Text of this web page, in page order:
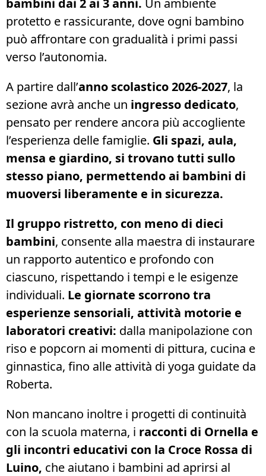
protetto e rassicurante, dove ogni bambino
può affrontare con gradualità i primi passi
verso l’autonomia.
A partire dall’anno scolastico 2026-2027, la
sezione avrà anche un ingresso dedicato,
pensato per rendere ancora più accogliente
l’esperienza delle famiglie. Gli spazi, aula,
mensa e giardino, si trovano tutti sullo
stesso piano, permettendo ai bambini di
muoversi liberamente e in sicurezza.
Il gruppo ristretto, con meno di dieci
bambini, consente alla maestra di instaurare
un rapporto autentico e profondo con
ciascuno, rispettando i tempi e le esigenze
individuali. Le giornate scorrono tra
esperienze sensoriali, attività motorie e
laboratori creativi: dalla manipolazione con
riso e popcorn ai momenti di pittura, cucina e
ginnastica, fino alle attività di yoga guidate da
Roberta.
Non mancano inoltre i progetti di continuità
con la scuola materna, i racconti di Ornella e
gli incontri educativi con la Croce Rossa di
Luino, che aiutano i bambini ad aprirsi al